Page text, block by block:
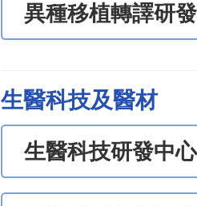
異種移植轉譯研
生醫科技及醫材
生醫科技研發中心